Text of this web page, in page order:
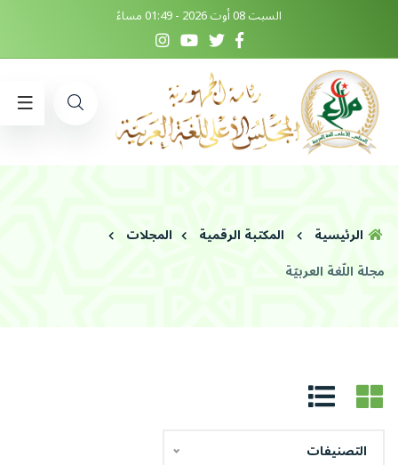
السبت 08 أوت 2026 - 01:49 مساءً
الرئيسية المكتبة الرقمية
المجلات
مجلة اللّغة العربيّة
التصنيفات